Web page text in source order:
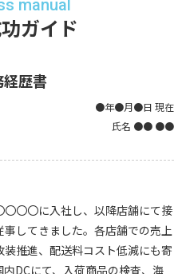
manual
ガイド
歴書
●年●月●日 現在
氏名 ●● ●●
〇〇に入社し、以降店舗にて接
してきました。各店舗での売上
推進、配送料コスト低減にも寄
DCにて、入荷商品の検査、海